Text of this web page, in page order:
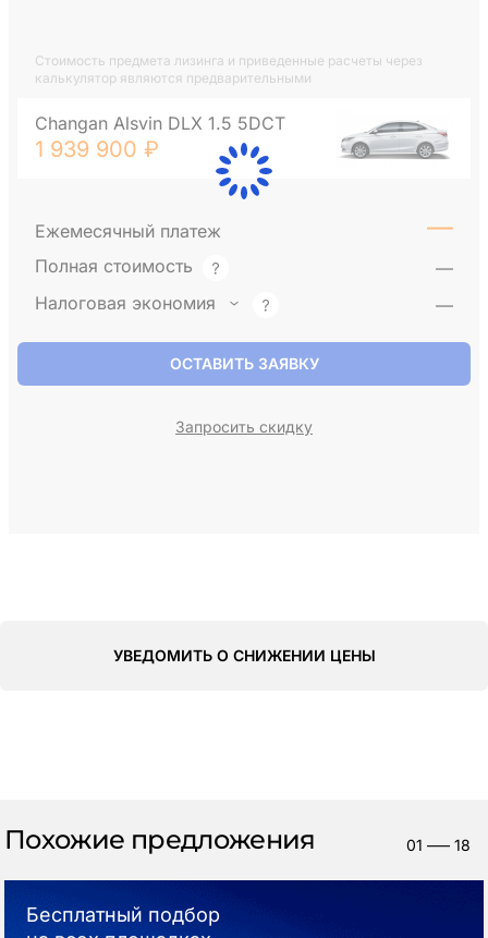
Стоимость предмета лизинга и приведенные расчеты через
калькулятор являются предварительными
Changan Alsvin DLX 1.5 5DCT
1 939 900 ₽
Ежемесячный платеж —
Полная стоимость
—
Налоговая экономия
—
ОСТАВИТЬ ЗАЯВКУ
Запросить скидку
УВЕДОМИТЬ О СНИЖЕНИИ ЦЕНЫ
Похожие предложения 01 —– 18
Бесплатный подбор